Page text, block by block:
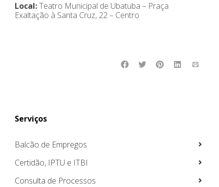
Local:Teatro Municipal de Ubatuba – Praça
Exaltação à Santa Cruz, 22– Centro
Serviços
Balcão de Empregos
Certidão, IPTU e ITBI
Consulta de Processos